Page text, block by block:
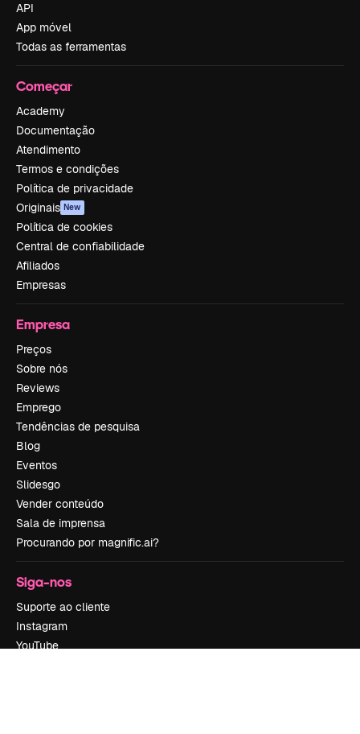
API
App móvel
Todas as ferramentas
Começar
Academy
Documentação
Atendimento
Termos e condições
Política de privacidade
Originais New
Política de cookies
Central de confiabilidade
Afiliados
Empresas
Empresa
Preços
Sobre nós
Reviews
Emprego
Tendências de pesquisa
Blog
Eventos
Slidesgo
Vender conteúdo
Sala de imprensa
Procurando por magnific.ai?
Siga-nos
Suporte ao cliente
Instagram
YouTube